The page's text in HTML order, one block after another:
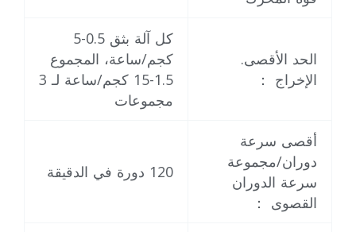
الحد الأقصى.
الإخراج ：
كل آلة بثق 0.5-5
كجم/ساعة، المجموع
1.5-15 كجم/ساعة لـ 3
مجموعات
أقصى سرعة
دوران/مجموعة
سرعة الدوران
القصوى ：
120 دورة في الدقيقة